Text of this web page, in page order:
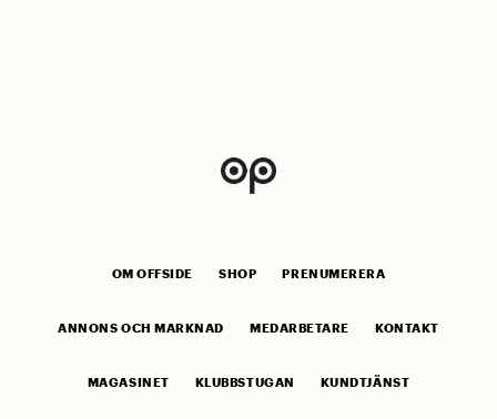
OM OFFSIDE SHOP PRENUMERERA
ANNONS OCH MARKNAD MEDARBETARE KONTAKT
MAGASINET KLUBBSTUGAN KUNDTJÄNST